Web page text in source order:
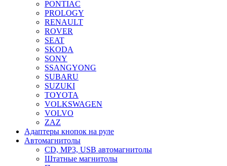
PONTIAC
PROLOGY
RENAULT
ROVER
SEAT
SKODA
SONY
SSANGYONG
SUBARU
SUZUKI
TOYOTA
VOLKSWAGEN
VOLVO
ZAZ
Адаптеры кнопок на руле
Автомагнитолы
CD, MP3, USB автомагнитолы
Штатные магнитолы